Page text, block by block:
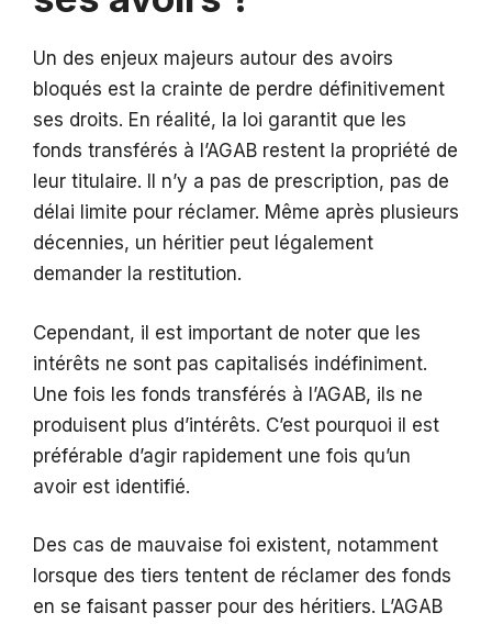
Un des enjeux majeurs autour des avoirs
bloqués est la crainte de perdre définitivement
ses droits. En réalité, la loi garantit que les
fonds transférés à l’AGAB restent la propriété de
leur titulaire. Il n’y a pas de prescription, pas de
délai limite pour réclamer. Même après plusieurs
décennies, un héritier peut légalement
demander la restitution.
Cependant, il est important de noter que les
intérêts ne sont pas capitalisés indéfiniment.
Une fois les fonds transférés à l’AGAB, ils ne
produisent plus d’intérêts. C’est pourquoi il est
préférable d’agir rapidement une fois qu’un
avoir est identifié.
Des cas de mauvaise foi existent, notamment
lorsque des tiers tentent de réclamer des fonds
en se faisant passer pour des héritiers. L’AGAB